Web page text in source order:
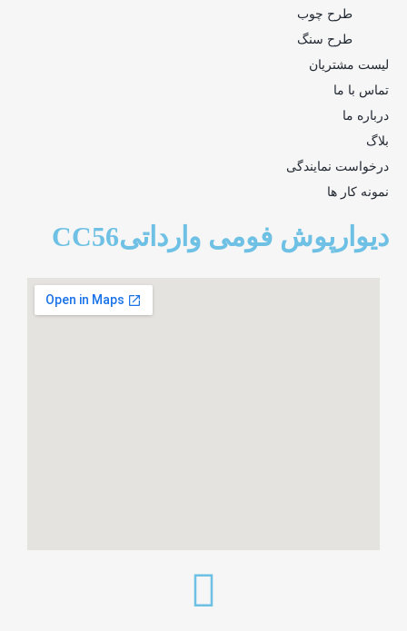
طرح چوب
طرح سنگ
لیست مشتریان
تماس با ما
درباره ما
بلاگ
درخواست نمایندگی
نمونه کار ها
دیوارپوش فومی وارداتیCC56